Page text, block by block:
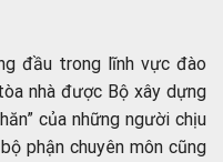
đầu trong lĩnh vực đào
nhà được Bộ xây dựng
của những người chịu
phận chuyên môn cũng